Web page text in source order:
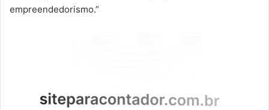
empreendedorismo.”